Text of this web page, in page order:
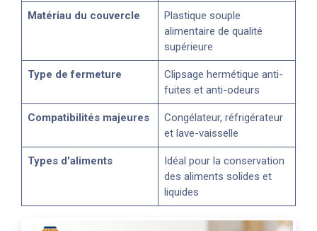
Matériau du couvercle
Plastique souple
alimentaire de qualité
supérieure
Type de fermeture
Clipsage hermétique anti-
fuites et anti-odeurs
Compatibilités majeures
Congélateur, réfrigérateur
et lave-vaisselle
Types d'aliments
Idéal pour la conservation
des aliments solides et
liquides